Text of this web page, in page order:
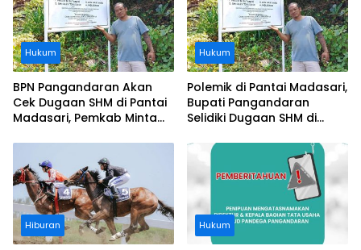
Hukum
BPN Pangandaran Akan
Cek Dugaan SHM di Pantai
Madasari, Pemkab Minta
Hukum
Polemik di Pantai Madasari,
Bupati Pangandaran
Selidiki Dugaan SHM di
Pantai
Hiburan Hukum